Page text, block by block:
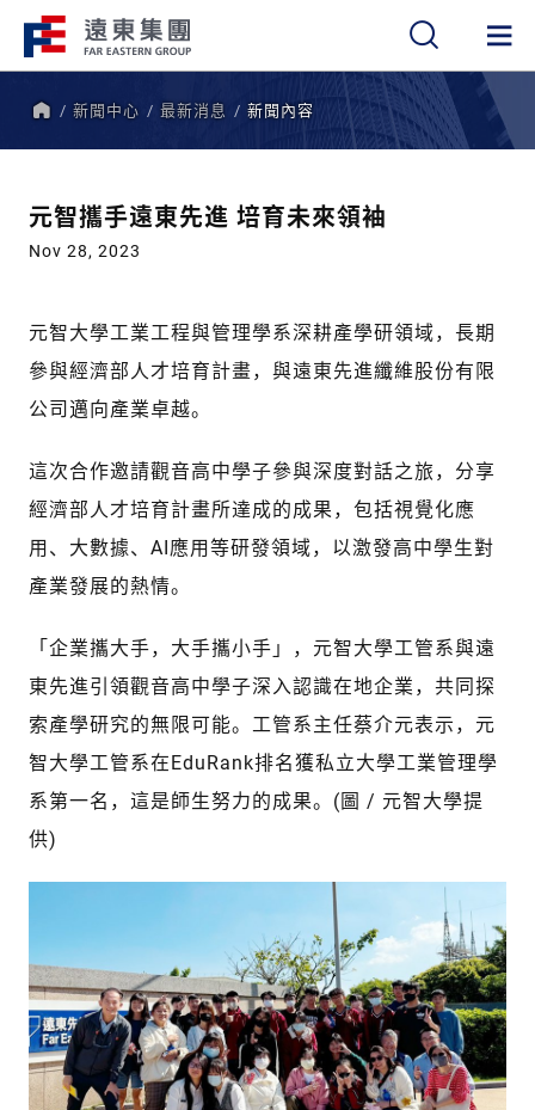
新聞中心 最新消息 新聞內容
元智攜手遠東先進 培育未來領袖
Nov 28, 2023
元智大學工業工程與管理學系深耕產學研領域，長期
參與經濟部人才培育計畫，與遠東先進纖維股份有限
公司邁向產業卓越。
這次合作邀請觀音高中學子參與深度對話之旅，分享
經濟部人才培育計畫所達成的成果，包括視覺化應
用、大數據、AI應用等研發領域，以激發高中學生對
產業發展的熱情。
「企業攜大手，大手攜小手」，元智大學工管系與遠
東先進引領觀音高中學子深入認識在地企業，共同探
索產學研究的無限可能。工管系主任蔡介元表示，元
智大學工管系在EduRank排名獲私立大學工業管理學
系第一名，這是師生努力的成果。(圖 / 元智大學提
供)